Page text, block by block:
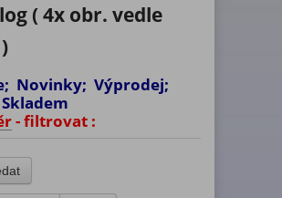
( 4x obr. vedle
Novinky; Výprodej;
Skladem
- filtrovat :